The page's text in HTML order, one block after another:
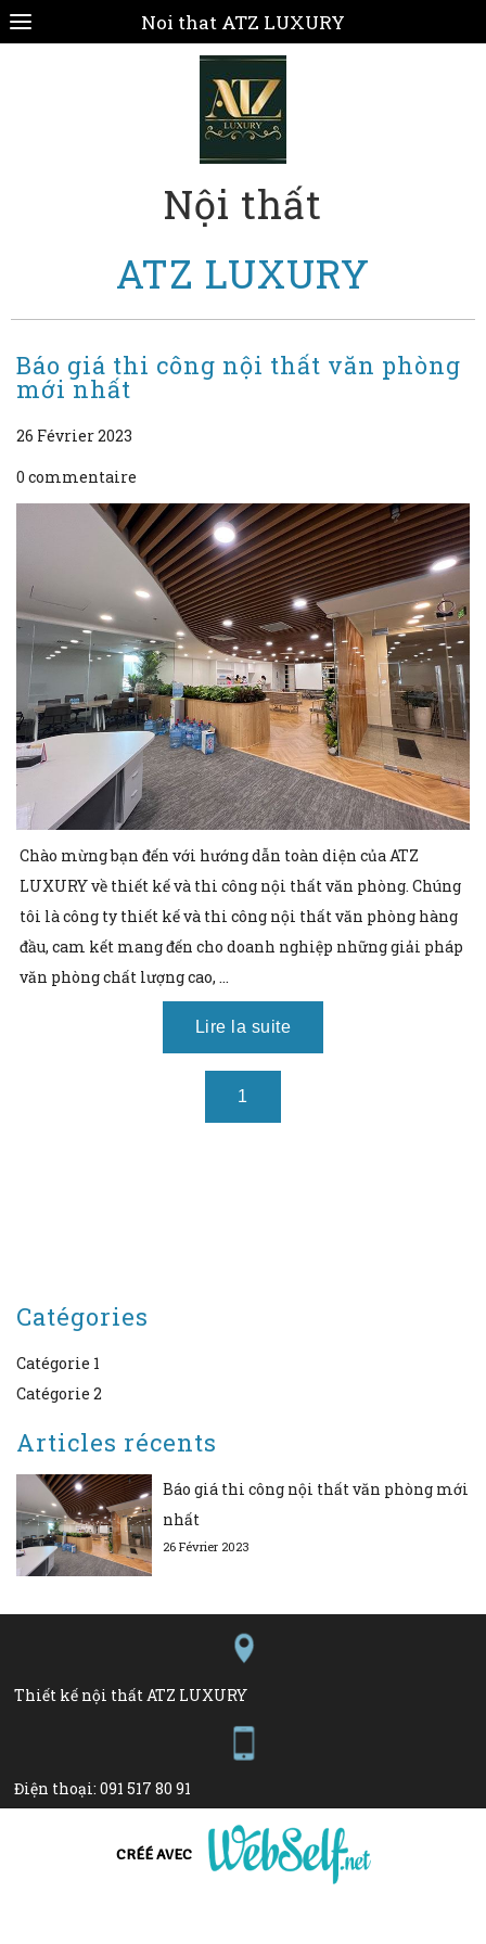
Noi that ATZ LUXURY
Nội thất
ATZ LUXURY
Báo giá thi công nội thất văn phòng
mới nhất
26 Février 2023
0 commentaire
Chào mừng bạn đến với hướng dẫn toàn diện của ATZ
LUXURY về thiết kế và thi công nội thất văn phòng. Chúng
tôi là công ty thiết kế và thi công nội thất văn phòng hàng
đầu, cam kết mang đến cho doanh nghiệp những giải pháp
văn phòng chất lượng cao, ...
Catégories
Catégorie 1
Catégorie 2
Articles récents
Báo giá thi công nội thất văn phòng mới
nhất
26 Février 2023
Thiết kế nội thất ATZ LUXURY
Điện thoại: 091 517 80 91
atzdecor.vietnam@gmail.com
CRÉÉ AVEC